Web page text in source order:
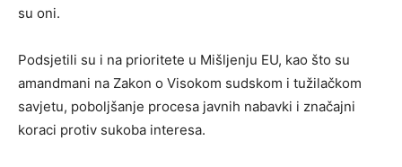
su oni.
Podsjetili su i na prioritete u Mišljenju EU, kao što su
amandmani na Zakon o Visokom sudskom i tužilačkom
savjetu, poboljšanje procesa javnih nabavki i značajni
koraci protiv sukoba interesa.